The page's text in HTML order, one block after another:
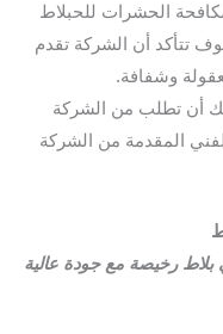
الحشرات للحبلاط
تتأكد أن الشركة تقدم
وشفافة.
أن تطلب من الشركة
المقدمة من الشركة
رخيصة مع جودة عالية